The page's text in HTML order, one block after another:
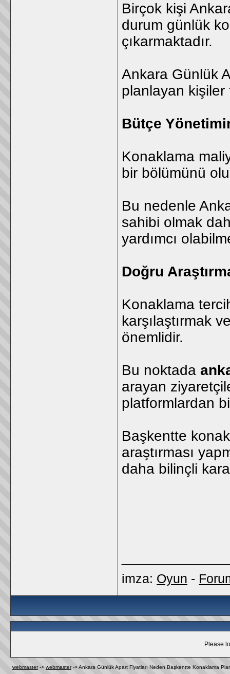
Birçok kişi
durum günlük
çıkarmaktadır.
Ankara Günlük
planlayan kişiler
Bütçe
Konaklama
bir bölümünü
Bu nedenle
sahibi olmak
yardımcı
Doğru
Konaklama
karşılaştırmak
önemlidir.
Bu noktada
arayan
platformlardan
Başkentte
araştırması
daha bilinçli
imza: Oyun -
Please
webmaster-> webmaster->Ankara Günlük Apart Fiyatları Neden Başkentte Konaklama